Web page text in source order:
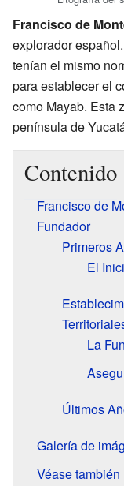
Francisco de
explorador
tenían el mismo
para establecer el
como Mayab. Esta
península de
Contenido
Francisco de
Fundador
Primeros
El
La
Últimos
Galería de
Véase también